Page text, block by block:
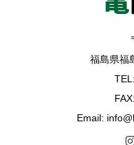
福島県福
Email: